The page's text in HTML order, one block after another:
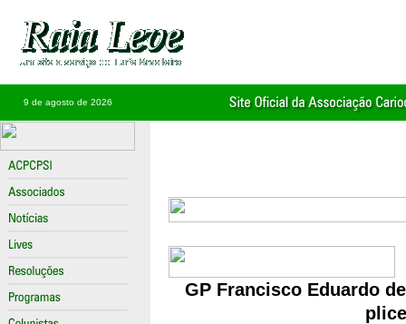
9 de agosto de 2026
GP Francisco Eduardo